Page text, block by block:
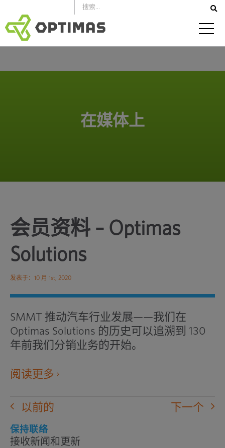
到
内
容
在媒体上
会员资料 – Optimas
Solutions
发表于：10 月 1st, 2020
SMMT 推动汽车行业发展——我们在
Optimas Solutions 的历史可以追溯到 130
年前我们分销业务的开始。
阅读更多在
窗
打
以前的 下一个
保持联络
接收新闻和更新